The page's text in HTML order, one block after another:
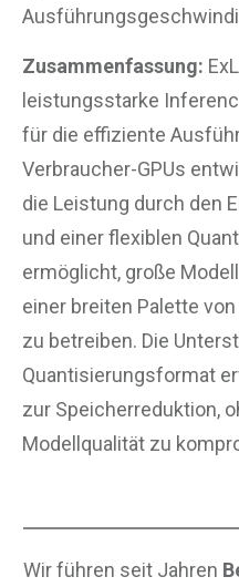
Zusammenfassung:
leistungsstarke
für die effiziente
Verbraucher-GPUs
die Leistung durch den
und einer flexiblen
ermöglicht, große
einer breiten Palette
zu betreiben. Die
Quantisierungsformat
zur Speicherreduktion,
Modellqualität zu
Wir führen seit Jahren